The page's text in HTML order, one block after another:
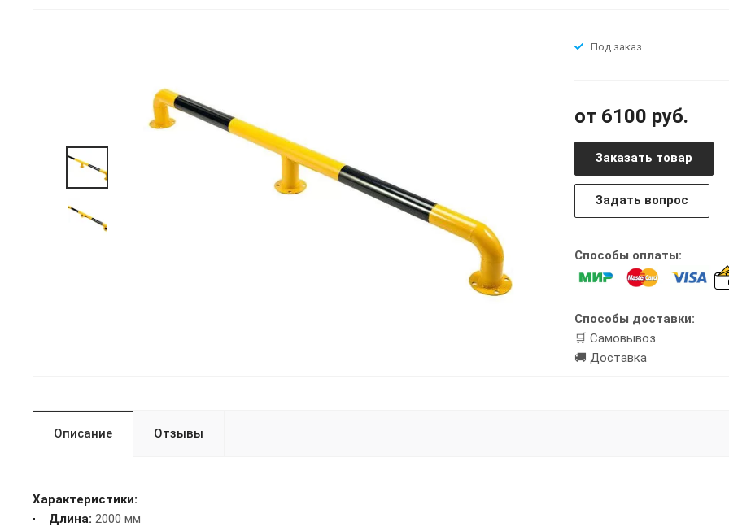
Под заказ
от 6100 руб.
Заказать товар
Задать вопрос
Способы оплаты:
Способы доставки:
🛒 Самовывоз
🚚 Доставка
Описание Отзывы
Характеристики:
Длина: 2000 мм